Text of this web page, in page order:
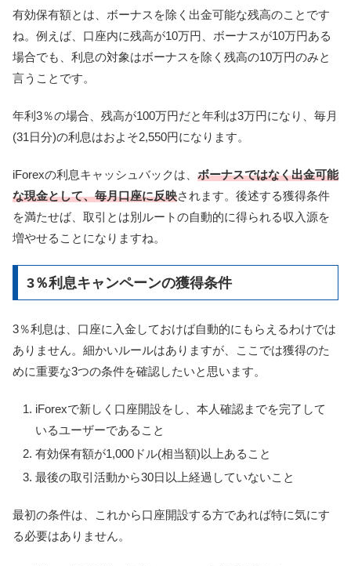
有効保有額とは、ボーナスを除く出金可能な残高のことです
ね。例えば、口座内に残高が10万円、ボーナスが10万円ある
場合でも、利息の対象はボーナスを除く残高の10万円のみと
言うことです。
年利3％の場合、残高が100万円だと年利は3万円になり、毎月
(31日分)の利息はおよそ2,550円になります。
iForexの利息キャッシュバックは、 ボーナスではなく出金可能
な現金として、毎月口座に反映されます。後述する獲得条件
を満たせば、取引とは別ルートの自動的に得られる収入源を
増やせることになりますね。
3％利息キャンペーンの獲得条件
3％利息は、口座に入金しておけば自動的にもらえるわけでは
ありません。細かいルールはありますが、ここでは獲得のた
めに重要な3つの条件を確認したいと思います。
iForexで新しく口座開設をし、本人確認までを完了して
いるユーザーであること
有効保有額が1,000ドル(相当額)以上あること
最後の取引活動から30日以上経過していないこと
最初の条件は、これから口座開設する方であれば特に気にす
る必要はありません。